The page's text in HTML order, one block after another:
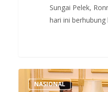
Sungai Pelek,
hari ini
Mesyuarat
Khas NASIONAL